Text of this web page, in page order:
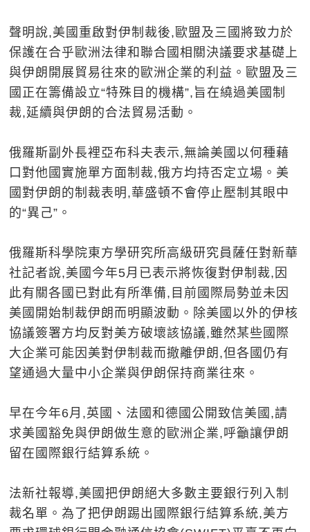
聲明說,美國重啟對伊制裁後,歐盟及三國將致力於
保護在合乎歐洲法律和聯合國相關決議要求基礎上
與伊朗開展貿易往來的歐洲企業的利益。歐盟及三
國正在籌備設立“特殊目的機構”,旨在繞過美國制
裁,延續與伊朗的合法貿易活動。
俄羅斯副外長裡亞布科夫表示,無論美國以何種藉
口對他國實施單方面制裁,俄方均持否定立場。美
國對伊朗的制裁表明,華盛頓不會停止壓制其眼中
的“異己”。
俄羅斯科學院東方學研究所高級研究員薩任對新華
社記者說,美國今年5月已表示將恢復對伊制裁,因
此有關各國已對此有所準備,目前國際局勢並未因
美國開始制裁伊朗而明顯波動。除美國以外的伊核
協議簽署方均反對美方破壞該協議,雖然某些國際
大企業可能因美對伊制裁而撤離伊朗,但各國仍有
望通過大量中小企業與伊朗保持商業往來。
早在今年6月,英國、法國和德國公開致信美國,請
求美國豁免與伊朗做生意的歐洲企業,呼籲讓伊朗
留在國際銀行結算系統。
法新社報導,美國把伊朗絕大多數主要銀行列入制
裁名單。為了把伊朗踢出國際銀行結算系統,美方